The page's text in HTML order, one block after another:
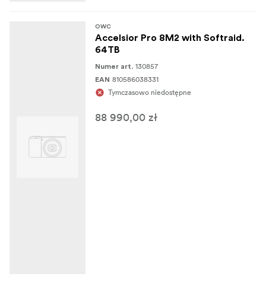
OWC
Accelsior Pro 8M2 with Softraid.
64TB
Numer art. 130857
EAN 810586038331
Tymczasowo niedostępne
88 990,00 zł